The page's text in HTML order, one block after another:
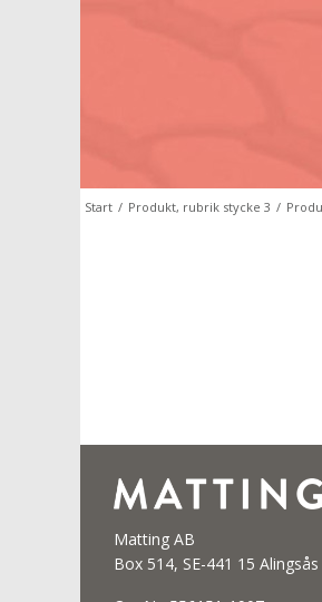
Start / Produkt, rubrik stycke 3 /
Matting AB
Box 514, SE-441 15 Alingsås